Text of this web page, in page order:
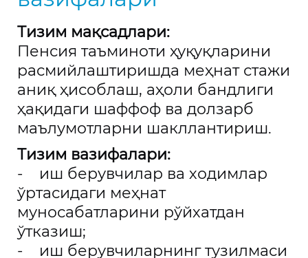
Тизим мақсадлари:
Пенсия таъминоти ҳуқуқларини
расмийлаштиришда меҳнат стажи
аниқ ҳисоблаш, аҳоли бандлиги
ҳақидаги шаффоф ва долзарб
маълумотларни шакллантириш.
Тизим вазифалари:
- иш берувчилар ва ходимлар
ўртасидаги меҳнат
муносабатларини рўйхатдан
ўтказиш;
- иш берувчиларнинг тузилмаси